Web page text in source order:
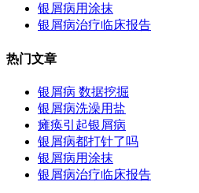
银屑病用涂抹
银屑病治疗临床报告
热门文章
银屑病 数据挖掘
银屑病洗澡用盐
瘫痪引起银屑病
银屑病都打针了吗
银屑病用涂抹
银屑病治疗临床报告